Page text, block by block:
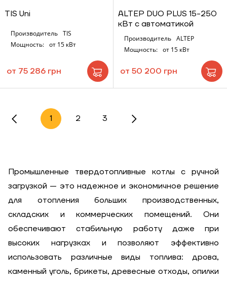
TIS Uni
Производитель TIS
Мощность: от 15 кВт
от 75 286 грн
ALTEP DUO PLUS 15-250
кВт с автоматикой
Производитель ALTEP
Мощность: от 15 кВт
от 50 200 грн
1 2 3
Промышленные твердотопливные котлы с ручной
загрузкой — это надежное и экономичное решение
для отопления больших производственных,
складских и коммерческих помещений. Они
обеспечивают стабильную работу даже при
высоких нагрузках и позволяют эффективно
использовать различные виды топлива: дрова,
каменный уголь, брикеты, древесные отходы, опилки